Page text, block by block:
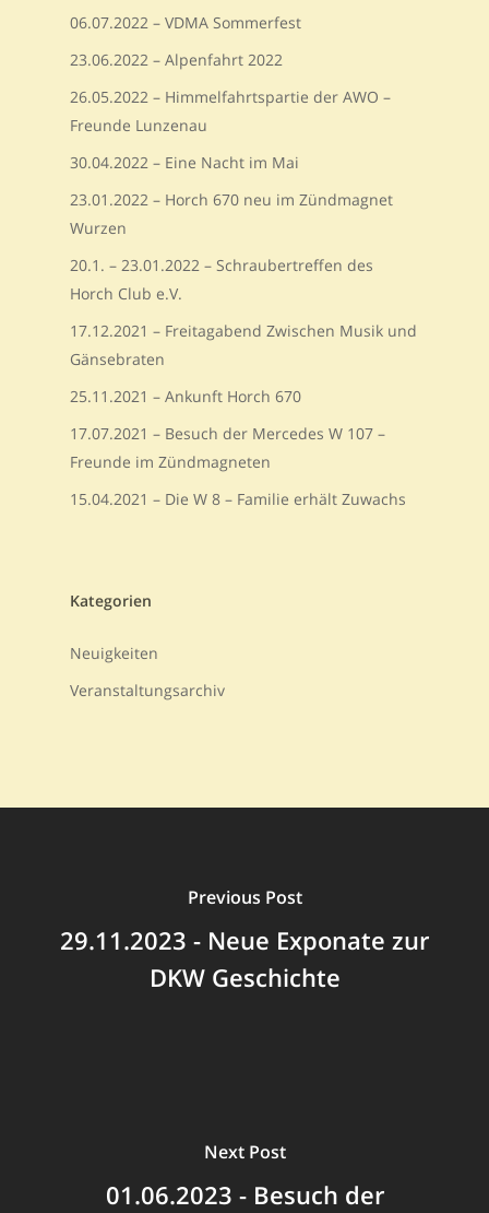
06.07.2022 – VDMA Sommerfest
23.06.2022 – Alpenfahrt 2022
26.05.2022 – Himmelfahrtspartie der AWO –
Freunde Lunzenau
30.04.2022 – Eine Nacht im Mai
23.01.2022 – Horch 670 neu im Zündmagnet
Wurzen
20.1. – 23.01.2022 – Schraubertreffen des
Horch Club e.V.
17.12.2021 – Freitagabend Zwischen Musik und
Gänsebraten
25.11.2021 – Ankunft Horch 670
17.07.2021 – Besuch der Mercedes W 107 –
Freunde im Zündmagneten
15.04.2021 – Die W 8 – Familie erhält Zuwachs
Kategorien
Neuigkeiten
Veranstaltungsarchiv
Previous Post
29.11.2023 - Neue Exponate zur
DKW Geschichte
Next Post
01.06.2023 - Besuch der